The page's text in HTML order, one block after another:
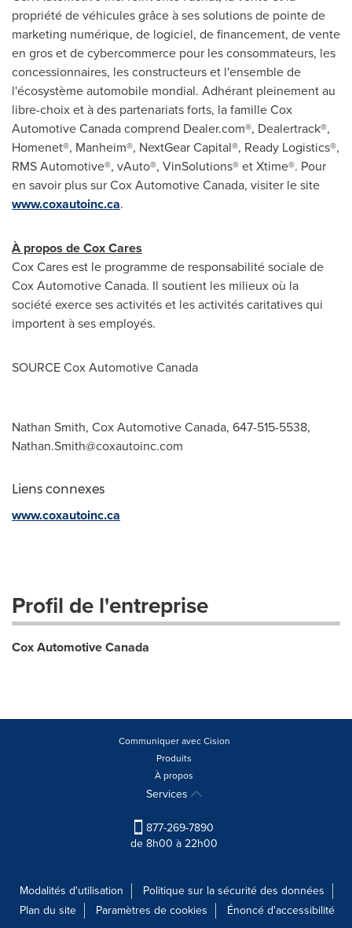
propriété de véhicules grâce à ses solutions de pointe de
marketing numérique, de logiciel, de financement, de vente
en gros et de cybercommerce pour les consommateurs, les
concessionnaires, les constructeurs et l'ensemble de
l'écosystème automobile mondial. Adhérant pleinement au
libre-choix et à des partenariats forts, la famille Cox
Automotive Canada comprend Dealer.com®, Dealertrack®,
Homenet®, Manheim®, NextGear Capital®, Ready Logistics®,
RMS Automotive®, vAuto®, VinSolutions® et Xtime®. Pour
en savoir plus sur Cox Automotive Canada, visiter le site
www.coxautoinc.ca.
À propos de Cox Cares
Cox Cares est le programme de responsabilité sociale de
Cox Automotive Canada. Il soutient les milieux où la
société exerce ses activités et les activités caritatives qui
importent à ses employés.
SOURCE Cox Automotive Canada
Nathan Smith, Cox Automotive Canada, 647-515-5538,
Nathan.Smith@coxautoinc.com
Liens connexes
www.coxautoinc.ca
Profil de l'entreprise
Cox Automotive Canada
Communiquer avec Cision
Produits
À propos
Services
877-269-7890
de 8h00 à 22h00
Modalités d'utilisation
Politique sur la sécurité des données
Plan du site
Paramètres de cookies Énoncé d'accessibilité